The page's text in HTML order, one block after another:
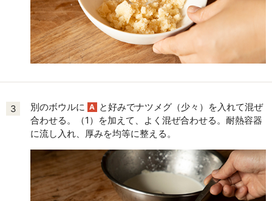
3 別のボウルに A と好みでナツメグ（少々）を入れて混ぜ
合わせる。（1）を加えて、よく混ぜ合わせる。耐熱容器
に流し入れ、厚みを均等に整える。